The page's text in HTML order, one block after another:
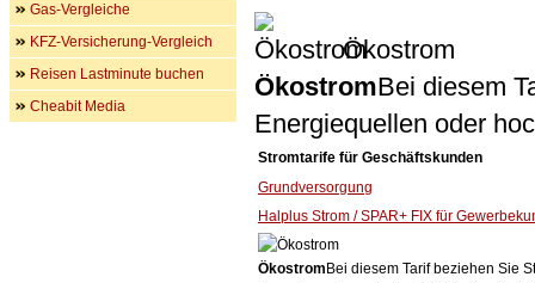
Ökostrom
ÖkostromBei diesem
Energiequellen oder
Stromtarife für Geschäftskunden
Grundversorgung
Halplus Strom / SPAR+ FIX für
Ökostrom Bei diesem Tarif beziehen Sie
Gas-Vergleiche
KFZ-Versicherung-Vergleich
Reisen Lastminute buchen
Cheabit Media